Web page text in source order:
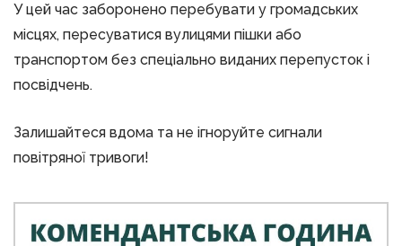
У цей час заборонено перебувати у громадських
місцях, пересуватися вулицями пішки або
транспортом без спеціально виданих перепусток і
посвідчень.
Залишайтеся вдома та не ігноруйте сигнали
повітряної тривоги!